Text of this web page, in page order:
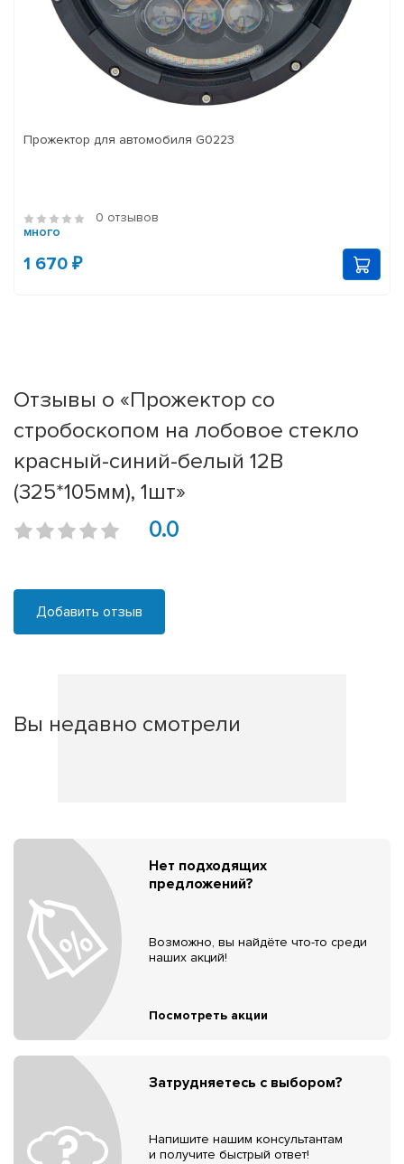
Прожектор для автомобиля G0223
0 отзывов
много
1 670 ₽
Отзывы о «Прожектор со
стробоскопом на лобовое стекло
красный-синий-белый 12В
(325*105мм), 1шт»
0.0
Добавить отзыв
Вы недавно смотрели
Нет подходящих
предложений?
Возможно, вы найдёте что-то среди
наших акций!
Посмотреть акции
Затрудняетесь с выбором?
Напишите нашим консультантам
и получите быстрый ответ!